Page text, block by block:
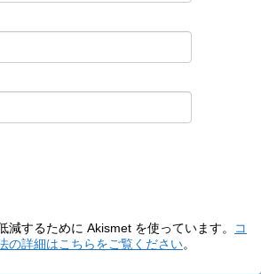
減するために Akismet を使っています。
コ
の詳細はこちらをご覧ください。